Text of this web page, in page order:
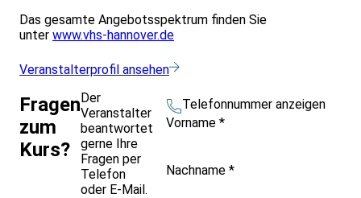
Das gesamte Angebotsspektrum finden Sie
unter www.vhs-hannover.de
Veranstalterprofil ansehen
Fragen
zum
Kurs?
Der
Veranstalter
beantwortet
gerne Ihre
Fragen per
Telefon
oder E-Mail.
Telefonnummer anzeigen
Vorname *
Nachname *